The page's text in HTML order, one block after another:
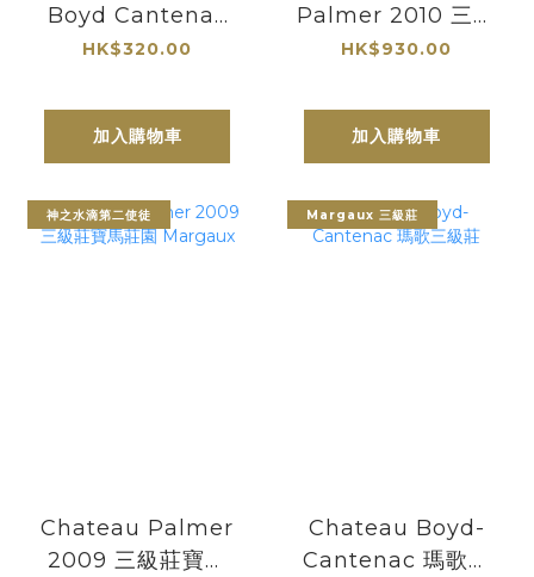
Boyd Cantenac
2020 | Chateau
三級莊隱藏精品
HK$320.00
加入購物車
Palmer 2010 三級
莊寶馬莊園副牌
HK$930.00
加入購物車
神之水滴第二使徒
Chateau Palmer
2009 三級莊寶馬
Margaux 三級莊
Chateau Boyd-
Cantenac 瑪歌三